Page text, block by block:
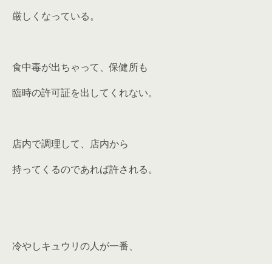
厳しくなっている。
食中毒が出ちゃって、保健所も
臨時の許可証を出してくれない。
店内で調理して、店内から
持ってくるのであれば許される。
冷やしキュウリの人が一番、